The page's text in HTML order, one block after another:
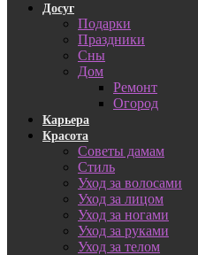
Досуг
Подарки
Праздники
Сны
Дом
Ремонт
Огород
Карьера
Красота
Советы дамам
Стиль
Уход за волосами
Уход за лицом
Уход за ногами
Уход за руками
Уход за телом